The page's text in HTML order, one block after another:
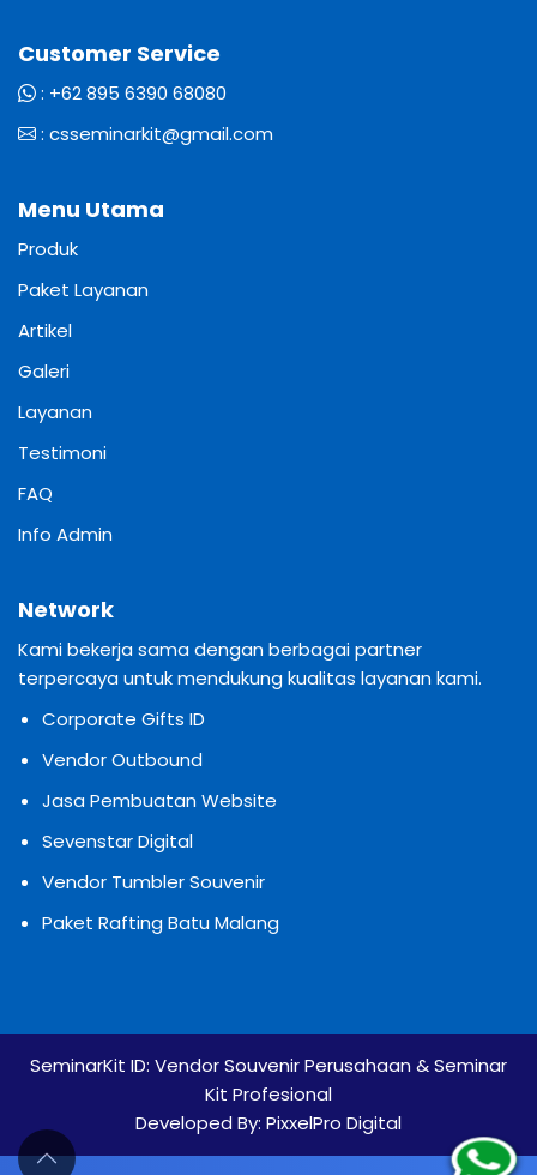
Customer Service
: +62 895 6390 68080
: csseminarkit@gmail.com
Menu Utama
Produk
Paket Layanan
Artikel
Galeri
Layanan
Testimoni
FAQ
Info Admin
Network
Kami bekerja sama dengan berbagai partner
terpercaya untuk mendukung kualitas layanan kami.
Corporate Gifts ID
Vendor Outbound
Jasa Pembuatan Website
Sevenstar Digital
Vendor Tumbler Souvenir
Paket Rafting Batu Malang
SeminarKit ID: Vendor Souvenir Perusahaan & Seminar
Kit Profesional
Developed By: PixxelPro Digital